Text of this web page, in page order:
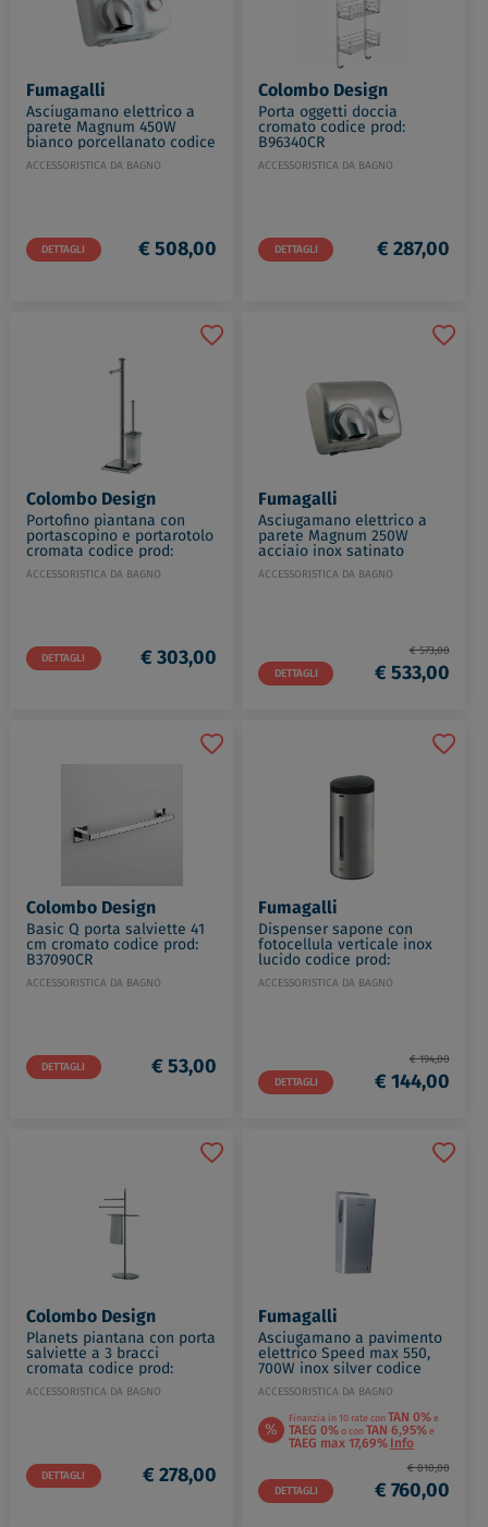
Fumagalli
Asciugamano elettrico a
parete Magnum 450W
bianco porcellanato codice
prod: MG880P1545P0100
ACCESSORISTICA DA BAGNO
DETTAGLI € 508,00
Colombo Design
Porta oggetti doccia
cromato codice prod:
B96340CR
ACCESSORISTICA DA BAGNO
DETTAGLI € 287,00
Colombo Design
Portofino piantana con
portascopino e portarotolo
cromata codice prod:
B32180CR
ACCESSORISTICA DA BAGNO
DETTAGLI € 303,00
Fumagalli
Asciugamano elettrico a
parete Magnum 250W
acciaio inox satinato
codice prod:
MG880P2000I05L4
ACCESSORISTICA DA BAGNO
DETTAGLI
€ 573,00
€ 533,00
Colombo Design
Basic Q porta salviette 41
cm cromato codice prod:
B37090CR
ACCESSORISTICA DA BAGNO
DETTAGLI € 53,00
Fumagalli
Dispenser sapone con
fotocellula verticale inox
lucido codice prod:
BLU4400C
ACCESSORISTICA DA BAGNO
DETTAGLI
€ 194,00
€ 144,00
Colombo Design
Planets piantana con porta
salviette a 3 bracci
cromata codice prod:
B98030CR
ACCESSORISTICA DA BAGNO
DETTAGLI € 278,00
Fumagalli
Asciugamano a pavimento
elettrico Speed max 550,
700W inox silver codice
prod: SM-550AB04JT000
ACCESSORISTICA DA BAGNO
% Finanzia in 10 rate conTAN 0%e
TAEG 0%o conTAN 6,95%e
TAEG max 17,69%Info
DETTAGLI
€ 810,00
€ 760,00